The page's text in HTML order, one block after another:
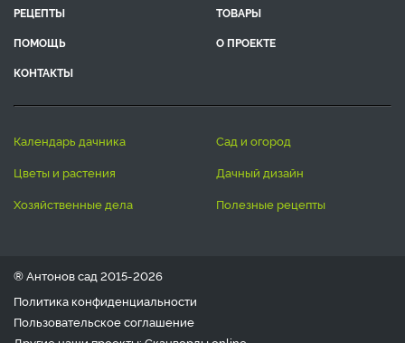
РЕЦЕПТЫ
ТОВАРЫ
ПОМОЩЬ
О ПРОЕКТЕ
КОНТАКТЫ
календарь дачника
сад и огород
цветы и растения
дачный дизайн
хозяйственные дела
полезные рецепты
® Антонов сад 2015-2026
Политика конфиденциальности
Пользовательское соглашение